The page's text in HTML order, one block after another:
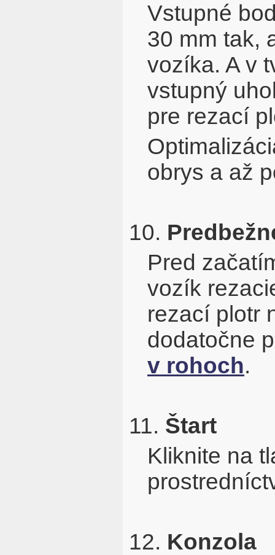
Vstupné
30 mm tak,
vozíka. A v
vstupný
pre rezací
obrys a až
10.
Pred
vozík
rezací plotr
dodatočne
v rohoch.
11. Štart
Kliknite na
12. Konzola